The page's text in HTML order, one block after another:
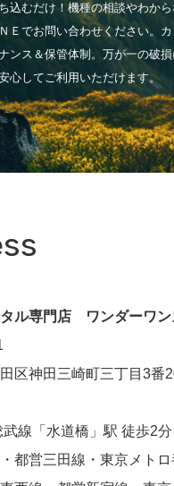
込むだけ！機種の相談やわから
Ｅでお問い合わせください。
ンス＆保管体制。万が一の破
心してご利用いただけます。
タル専門店 ワンダーワン
区神田三崎町三丁目3
線「水道橋」駅 徒歩2
都営三田線・東京メト